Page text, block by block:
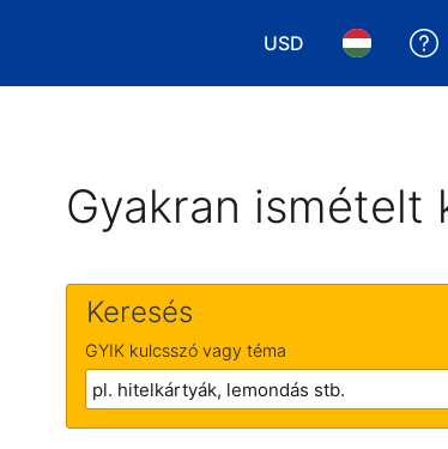
USD
Válasszon
Gyakran ismételt
Keresés
GYIK kulcsszó vagy téma